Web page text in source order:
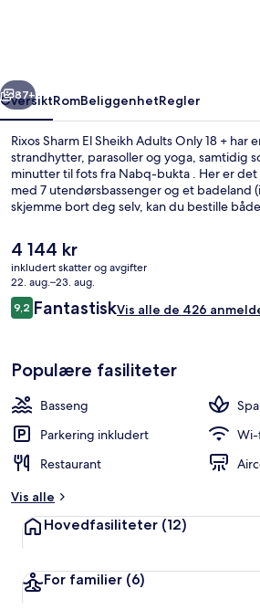
18
+
Neste
87+
OversiktRomBeliggenhetRegler
Rixos Sharm El Sheikh Adults Only 18 + har
strandhytter, parasoller og yoga, samtidig
minutter til fots fra Nabq-bukta . Her er
med 7 utendørsbassenger og et badeland
skjemme bort deg selv, kan du bestille
på sjømat og serverer middag. Noen
på dette hotellet i luksuriøs stil, er 2
et treningssenter.
Den
nåværende
prisen
er
4 144 kr
4 144 kr
inkludert skatter og avgifter
22. aug.–23. aug.
Anmeldelser
9,29,2 av 10 –
FantastiskVis alle de 426
Populære fasiliteter
Basseng
Spa
Parkering inkludert
Restaurant
Vis alle
Hovedfasiliteter (12)
For familier (6)